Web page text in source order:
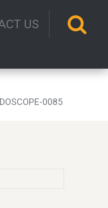
US
0085